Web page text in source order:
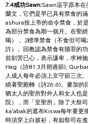
7.4戒功Sawn:Sawn這字原本
蘭文，它們是早已具有禁食的
ashura按上帝的命令禁食，於
為部分禁食為期一個月。在聖
喝）， 2標準禁食（不食但可
許）。回教認為禁食有贖罪的
前刻苦已心，表示謙卑，求神
Hag（詩81:3月朔過節);
人成人每年必須上京守節三次
繞著聖殿轉（詩26:6)。麥加的
猶太人的聖所對外人和女人也
院），而「至聖所」除了大祭
ka'abak的遮布Kiswa每年要更
時須穿上白披衫，有如祭司在